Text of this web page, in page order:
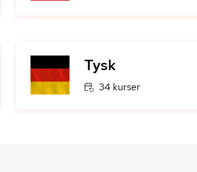
Tysk
34 kurser